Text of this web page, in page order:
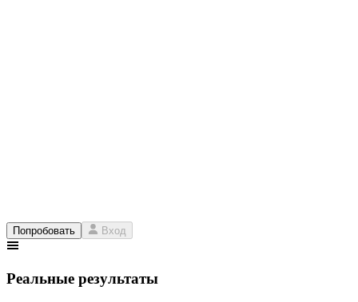
Попробовать Вход
Реальные результаты